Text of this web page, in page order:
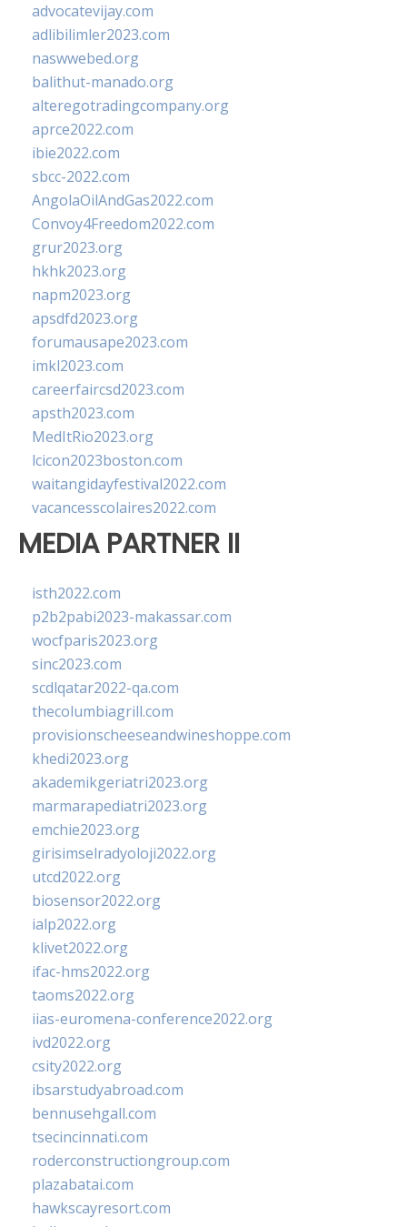
advocatevijay.com
adlibilimler2023.com
naswwebed.org
balithut-manado.org
alteregotradingcompany.org
aprce2022.com
ibie2022.com
sbcc-2022.com
AngolaOilAndGas2022.com
Convoy4Freedom2022.com
grur2023.org
hkhk2023.org
napm2023.org
apsdfd2023.org
forumausape2023.com
imkl2023.com
careerfaircsd2023.com
apsth2023.com
MedItRio2023.org
lcicon2023boston.com
waitangidayfestival2022.com
vacancesscolaires2022.com
MEDIA PARTNER II
isth2022.com
p2b2pabi2023-makassar.com
wocfparis2023.org
sinc2023.com
scdlqatar2022-qa.com
thecolumbiagrill.com
provisionscheeseandwineshoppe.com
khedi2023.org
akademikgeriatri2023.org
marmarapediatri2023.org
emchie2023.org
girisimselradyoloji2022.org
utcd2022.org
biosensor2022.org
ialp2022.org
klivet2022.org
ifac-hms2022.org
taoms2022.org
iias-euromena-conference2022.org
ivd2022.org
csity2022.org
ibsarstudyabroad.com
bennusehgall.com
tsecincinnati.com
roderconstructiongroup.com
plazabatai.com
hawkscayresort.com